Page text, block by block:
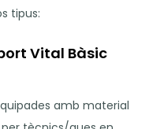
tipus:
Vital Bàsic
amb material